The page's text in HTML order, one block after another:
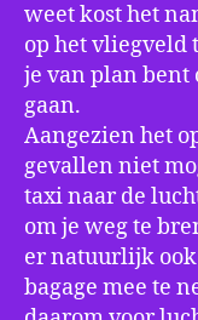
weet kost het
op het vliegveld
je van plan bent
gaan.
Aangezien het
gevallen niet
taxi naar de
om je weg te
er natuurlijk
bagage mee te